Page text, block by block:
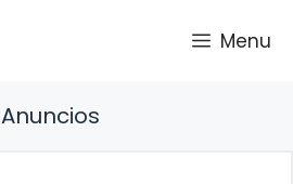
Menu
Anuncios